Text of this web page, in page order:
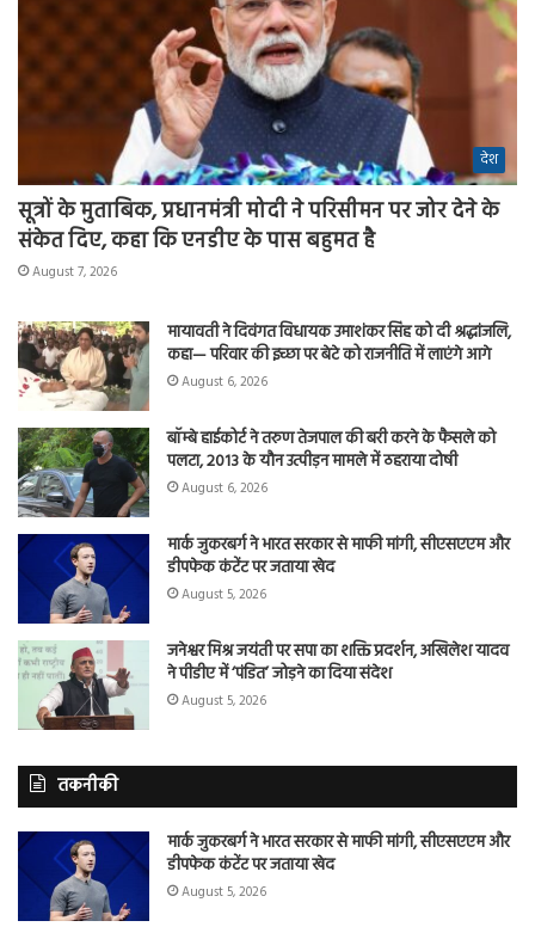
देश
सूत्रों के मुताबिक, प्रधानमंत्री मोदी ने परिसीमन पर जोर देने के
संकेत दिए, कहा कि एनडीए के पास बहुमत है
August 7, 2026
मायावती ने दिवंगत विधायक उमाशंकर सिंह को दी श्रद्धांजलि,
कहा— परिवार की इच्छा पर बेटे को राजनीति में लाएंगे आगे
August 6, 2026
बॉम्बे हाईकोर्ट ने तरुण तेजपाल की बरी करने के फैसले को
पलटा, 2013 के यौन उत्पीड़न मामले में ठहराया दोषी
August 6, 2026
मार्क जुकरबर्ग ने भारत सरकार से माफी मांगी, सीएसएएम और
डीपफेक कंटेंट पर जताया खेद
August 5, 2026
जनेश्वर मिश्र जयंती पर सपा का शक्ति प्रदर्शन, अखिलेश यादव
ने पीडीए में ‘पंडित’ जोड़ने का दिया संदेश
August 5, 2026
तकनीकी
मार्क जुकरबर्ग ने भारत सरकार से माफी मांगी, सीएसएएम और
डीपफेक कंटेंट पर जताया खेद
August 5, 2026